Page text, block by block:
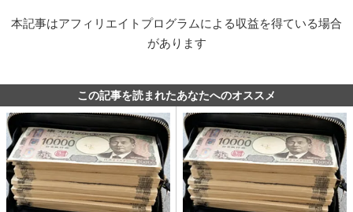
本記事はアフィリエイトプログラムによる収益を得ている場合
があります
この記事を読まれたあなたへのオススメ